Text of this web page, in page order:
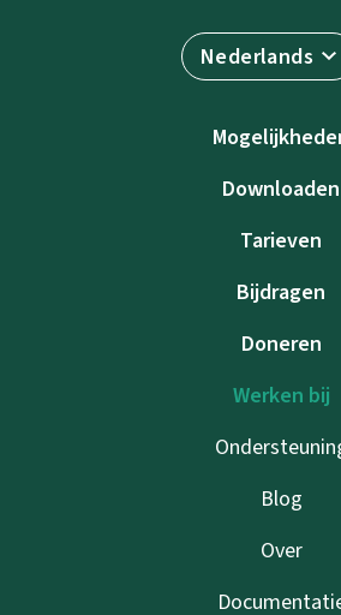
Nederlands
Downloaden
Tarieven
Bijdragen
Doneren
Werken bij
Blog
Over